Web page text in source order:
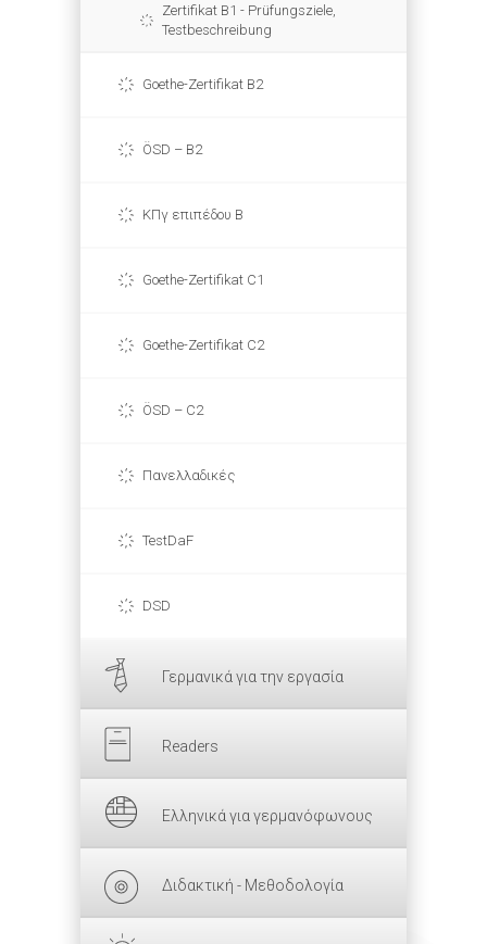
Zertifikat B1 - Prüfungsziele,
Testbeschreibung
Goethe-Zertifikat B2
ÖSD – B2
ΚΠγ επιπέδου Β
Goethe-Zertifikat C1
Goethe-Zertifikat C2
ÖSD – C2
Πανελλαδικές
TestDaF
DSD
Γερμανικά για την εργασία
Readers
Ελληνικά για γερμανόφωνους
Διδακτική - Μεθοδολογία